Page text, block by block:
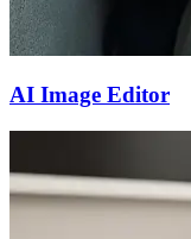
AI Image Editor